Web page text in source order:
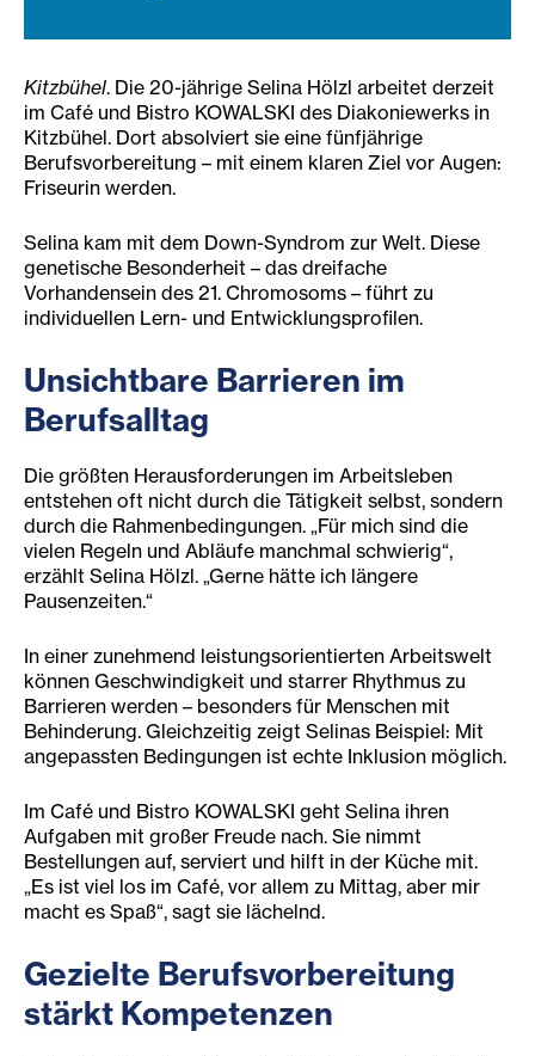
Kitzbühel. Die 20-jährige Selina Hölzl arbeitet derzeit
im Café und Bistro KOWALSKI des Diakoniewerks in
Kitzbühel. Dort absolviert sie eine fünfjährige
Berufsvorbereitung – mit einem klaren Ziel vor Augen:
Friseurin werden.
Selina kam mit dem Down-Syndrom zur Welt. Diese
genetische Besonderheit – das dreifache
Vorhandensein des 21. Chromosoms – führt zu
individuellen Lern- und Entwicklungsprofilen.
Unsichtbare Barrieren im
Berufsalltag
Die größten Herausforderungen im Arbeitsleben
entstehen oft nicht durch die Tätigkeit selbst, sondern
durch die Rahmenbedingungen. „Für mich sind die
vielen Regeln und Abläufe manchmal schwierig“,
erzählt Selina Hölzl. „Gerne hätte ich längere
Pausenzeiten.“
In einer zunehmend leistungsorientierten Arbeitswelt
können Geschwindigkeit und starrer Rhythmus zu
Barrieren werden – besonders für Menschen mit
Behinderung. Gleichzeitig zeigt Selinas Beispiel: Mit
angepassten Bedingungen ist echte Inklusion möglich.
Im Café und Bistro KOWALSKI geht Selina ihren
Aufgaben mit großer Freude nach. Sie nimmt
Bestellungen auf, serviert und hilft in der Küche mit.
„Es ist viel los im Café, vor allem zu Mittag, aber mir
macht es Spaß“, sagt sie lächelnd.
Gezielte Berufsvorbereitung
stärkt Kompetenzen